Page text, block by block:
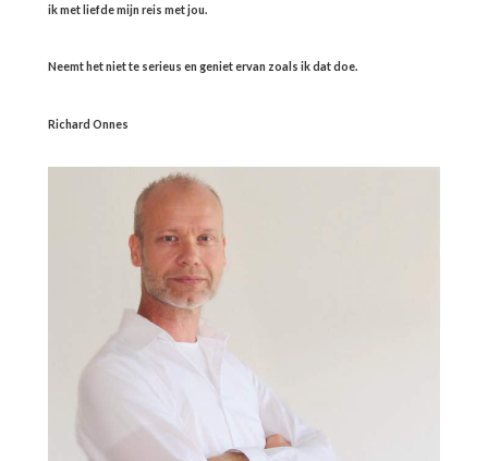
ik met liefde mijn reis met jou.
Neemt het niet te serieus en geniet ervan zoals ik dat doe.
Richard Onnes